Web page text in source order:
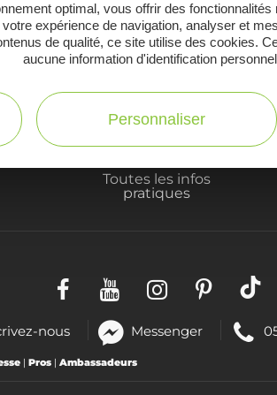
manquez pas notre newsletter
pour profiter pleinement de
Toutes les infos
pratiques
nous Messenger(nouvelle
fenêtre)
| Pros | Ambassadeurs
optimal, vous offrir des
expérience de navigation, analyser et
de qualité, ce site utilise des cookies.
aucune information d'identification
Personnaliser